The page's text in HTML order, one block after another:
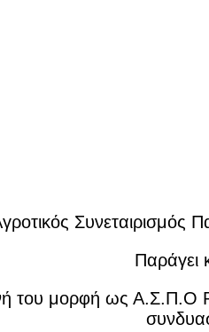
Παράγει
του μορφή ως Α.Σ.Π.Ο